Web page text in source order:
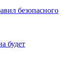
безопасного
будет